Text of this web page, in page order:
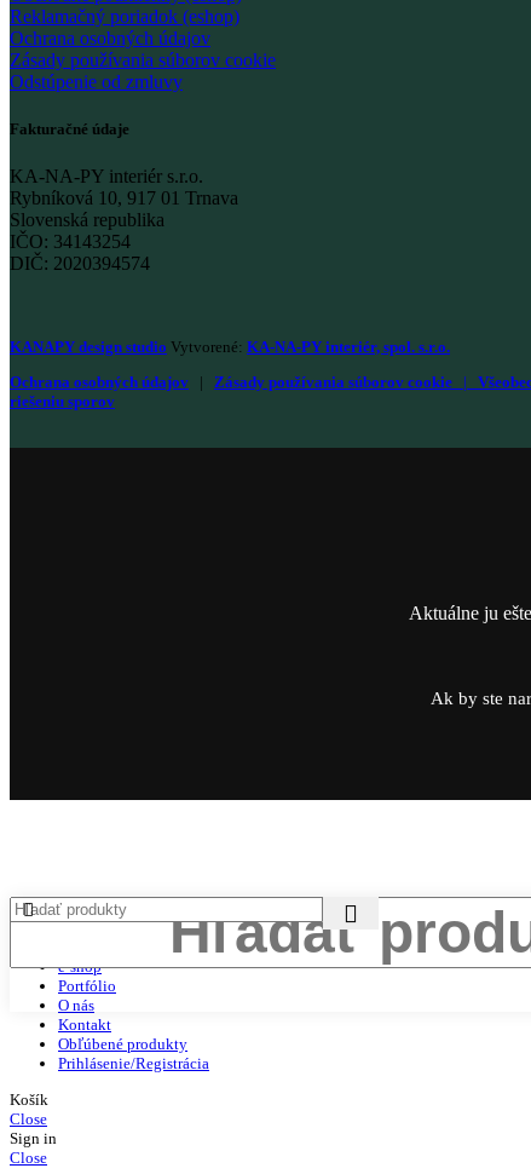
Reklamačný poriadok (eshop)
Ochrana osobných údajov
Zásady používania súborov cookie
Odstúpenie od zmluvy
Fakturačné údaje
KA-NA-PY interiér s.r.o.
Rybníková 10, 917 01 Trnava
Slovenská republika
IČO: 34143254
DIČ: 2020394574
KANAPY design studio Vytvorené: KA-NA-PY interiér, spol. s.r.o.
Ochrana osobných údajov | Zásady používania súborov cookie |
riešeniu sporov
Aktuálne ju ešte
Ak by ste
e-shop
Portfólio
O nás
Kontakt
Obľúbené produkty
Prihlásenie/Registrácia
Košík
Close
Sign in
Close